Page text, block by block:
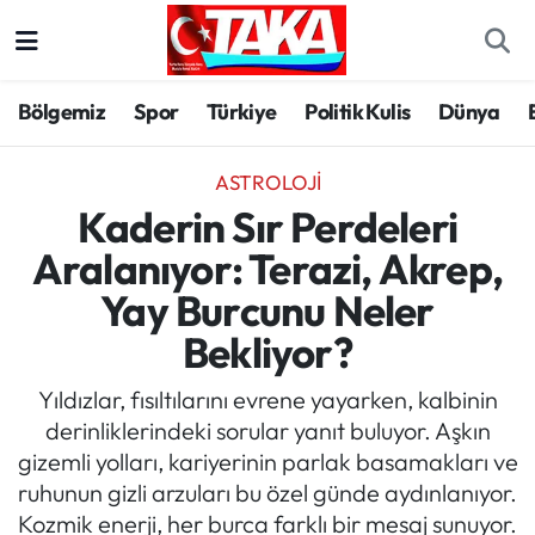
Bölgemiz Spor Türkiye Politik Kulis Dünya
ASTROLOJİ
Kaderin Sır Perdeleri
Aralanıyor: Terazi, Akrep,
Yay Burcunu Neler
Bekliyor?
Yıldızlar, fısıltılarını evrene yayarken, kalbinin
derinliklerindeki sorular yanıt buluyor. Aşkın
gizemli yolları, kariyerinin parlak basamakları ve
ruhunun gizli arzuları bu özel günde aydınlanıyor.
Kozmik enerji, her burca farklı bir mesaj sunuyor.
Spor
Türkiye
Kültür/Sanat
Politika
Politik Kulis
Dünya
Magazin
Trabzon Hava Durumu
Trabzon Trafik Yoğunluk Haritası
Süper Lig Puan Durumu ve Fikstür
Tüm Manşetler
Son Dakika Haberleri
Haber Arşivi